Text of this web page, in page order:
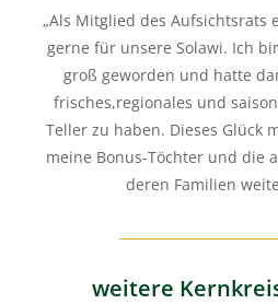
„Als Mitglied des Aufsichtsrats
gerne für unsere Solawi. Ich
groß geworden und hatte
frisches,regionales und
Teller zu haben. Dieses Glück
meine Bonus-Töchter und die
deren Familien
weitere